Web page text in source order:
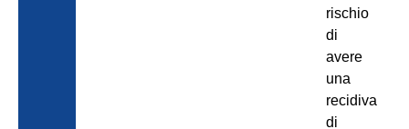
rischio
di
avere
una
recidiva
di